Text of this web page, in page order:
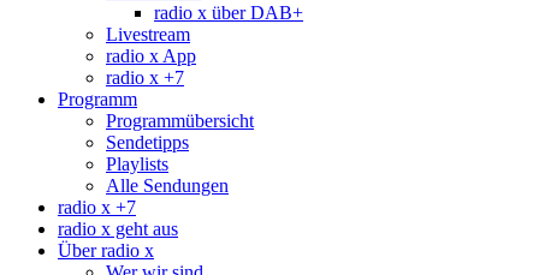
radio x über DAB+
Livestream
radio x App
radio x +7
Programm
Programmübersicht
Sendetipps
Playlists
Alle Sendungen
radio x +7
radio x geht aus
Über radio x